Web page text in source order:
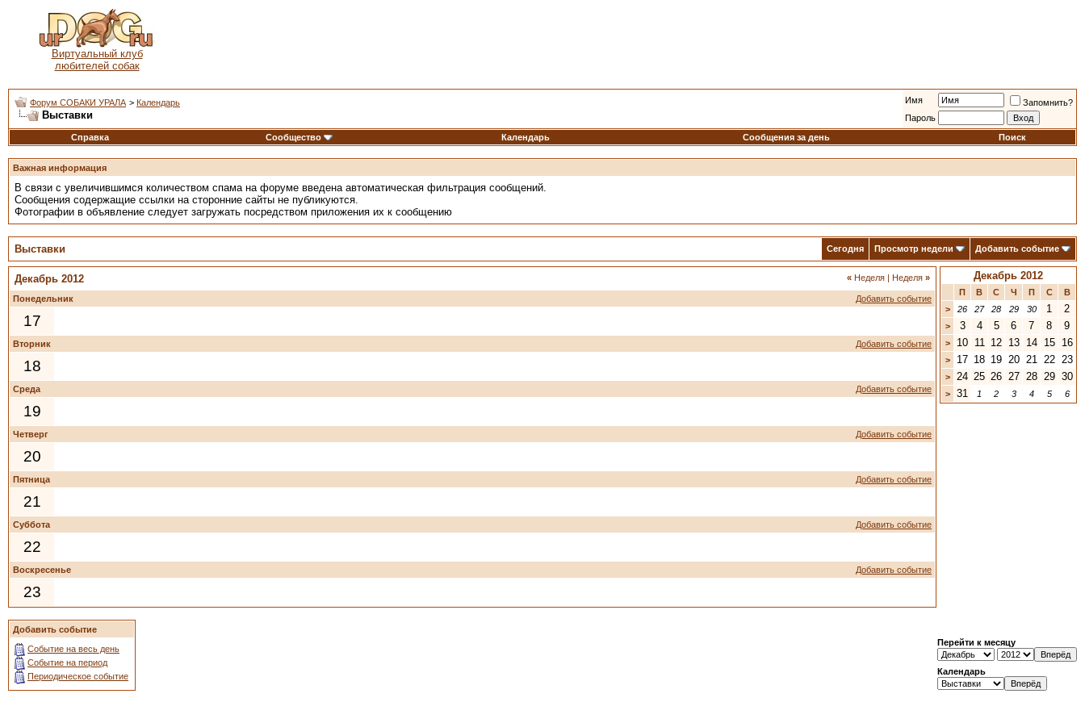
Виртуальный клуб
любителей собак
Форум СОБАКИ УРАЛА > Календарь
Выставки
Имя
Запомнить?
Пароль
Справка
Сообщество Календарь Сообщения за день Поиск
Важная информация
В связи с увеличившимся количеством спама на форуме введена автоматическая фильтрация сообщений.
Сообщения содержащие ссылки на сторонние сайты не публикуются.
Фотографии в объявление следует загружать посредством приложения их к сообщению
Выставки Сегодня Просмотр недели Добавить событие
« Неделя | Неделя »
Декабрь 2012
Добавить событие
Понедельник
17
Добавить событие
Вторник
18
Добавить событие
Среда
19
Добавить событие
Четверг
20
Добавить событие
Пятница
21
Добавить событие
Суббота
22
Добавить событие
Воскресенье
23
Декабрь 2012
П В С Ч П С
В
>
26 27 28 29 30 1 2
> 3 4 5 6 7 8 9
> 10 11 12 13 14 15 16
> 17 18 19 20 21 22 23
> 24 25 26 27 28 29 30
> 31 1 2 3 4 5 6
Добавить событие
Событие на весь день
Событие на период
Периодическое событие
Перейти к месяцу
Календарь